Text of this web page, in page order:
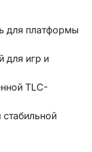
для платформы
для игр и
TLC-